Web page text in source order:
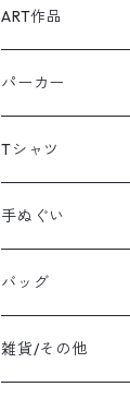
ART作品
原画：ペン,色鉛
シルクスクリーン
シルクスクリー
パーカー
Tシャツ
手ぬぐい
バッグ
雑貨/その他